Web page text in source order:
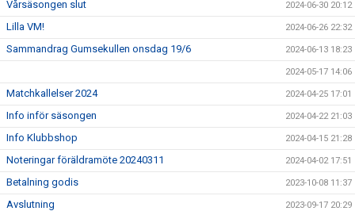
Vårsäsongen slut 2024-06-30 20:12
Lilla VM! 2024-06-26 22:32
Sammandrag Gumsekullen onsdag 19/6 2024-06-13 18:23
2024-05-17 14:06
Matchkallelser 2024 2024-04-25 17:01
Info inför säsongen 2024-04-22 21:03
Info Klubbshop 2024-04-15 21:28
Noteringar föräldramöte 20240311 2024-04-02 17:51
Betalning godis 2023-10-08 11:37
Avslutning 2023-09-17 20:29